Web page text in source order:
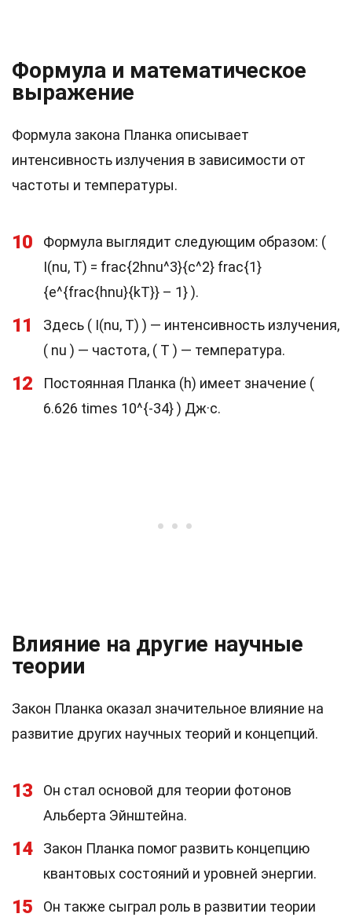
Формула и математическое
выражение
Формула закона Планка описывает
интенсивность излучения в зависимости от
частоты и температуры.
10
Формула выглядит следующим образом: (
I(nu, T) = frac{2hnu^3}{c^2} frac{1}
{e^{frac{hnu}{kT}} – 1} ).
11
Здесь ( I(nu, T) ) — интенсивность излучения,
( nu ) — частота, ( T ) — температура.
12
Постоянная Планка (h) имеет значение (
6.626 times 10^{-34} ) Дж·с.
Влияние на другие научные
теории
Закон Планка оказал значительное влияние на
развитие других научных теорий и концепций.
13
Он стал основой для теории фотонов
Альберта Эйнштейна.
14
Закон Планка помог развить концепцию
квантовых состояний и уровней энергии.
15
Он также сыграл роль в развитии теории